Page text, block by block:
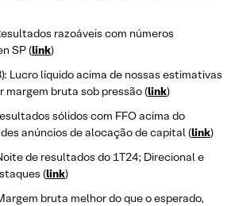
razoáveis com números
SP (link)
Lucro líquido acima de nossas estimativas
margem bruta sob pressão (link)
sólidos com FFO acima do
anúncios de alocação de capital (link)
de resultados do 1T24; Direcional e
(link)
bruta melhor do que o esperado,